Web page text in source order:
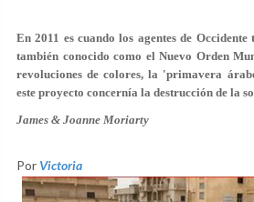
En 2011 es cuando los agentes de
también conocido como el Nuevo Orden
revoluciones de colores, la 'primavera
este proyecto concernía la destrucción de la
James & Joanne Moriarty
Por Victoria